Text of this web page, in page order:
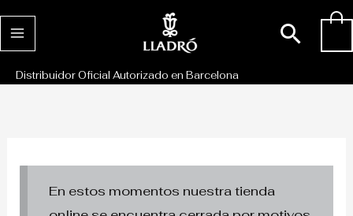
al
Distribuidor Oficial Autorizado en Barcelona
En estos momentos nuestra tienda